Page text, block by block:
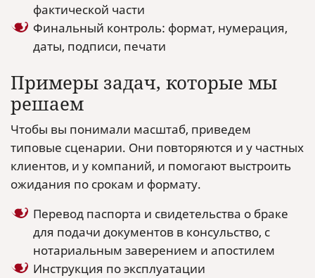
фактической части
Финальный контроль: формат, нумерация,
даты, подписи, печати
Примеры задач, которые мы
решаем
Чтобы вы понимали масштаб, приведем
типовые сценарии. Они повторяются и у частных
клиентов, и у компаний, и помогают выстроить
ожидания по срокам и формату.
Перевод паспорта и свидетельства о браке
для подачи документов в консульство, с
нотариальным заверением и апостилем
Инструкция по эксплуатации